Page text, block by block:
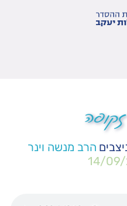
הרב מנשה וינר
14/09/